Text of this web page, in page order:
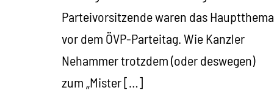
Parteivorsitzende waren das Hauptthema
vor dem ÖVP-Parteitag. Wie Kanzler
Nehammer trotzdem (oder deswegen)
zum „Mister […]